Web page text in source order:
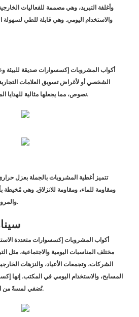
وأغلفة التبريد، وهي مصممة للفعاليات
والاستخدام اليومي. وهي قابلة للطي لسهولة
أكواب المشروبات إكسسوارات صديقة للبيئة
الشخصي أو لأغراض تسويق العلامات
نصوص، مما يجعلها مثالية للهدايا المؤسسية والفعاليات الترويجية.
تتميز أغطية المشروبات بالجملة بعزل
ومقاومة للماء، ومقاومة للانزلاق. وهي مُخيطة
والمرونة، كما أنها متينة وطويلة الأمد.
أكواب المشروبات إكسسوارات متعددة
مختلف المناسبات اليومية والاجتماعية، مثل
الشركات، وتجمعات الأعياد، والنزهات
المسابح، والاستخدام اليومي في المكتب. إنها
تُضفي لمسةً من الأناقة والراحة على أي مناسبة.